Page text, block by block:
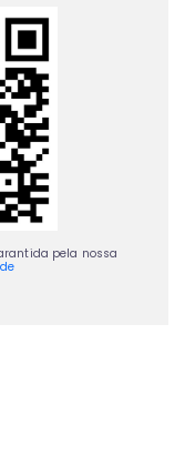
pela nossa